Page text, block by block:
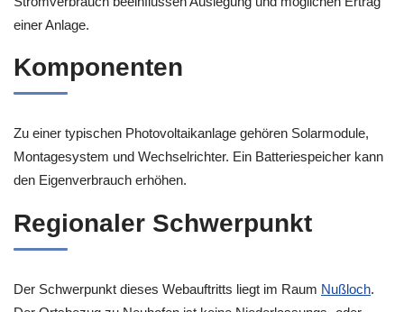
einer Anlage.
Komponenten
Zu einer typischen Photovoltaikanlage gehören Solarmodule,
Montagesystem und Wechselrichter. Ein Batteriespeicher kann
den Eigenverbrauch erhöhen.
Regionaler Schwerpunkt
Der Schwerpunkt dieses Webauftritts liegt im Raum Nußloch.